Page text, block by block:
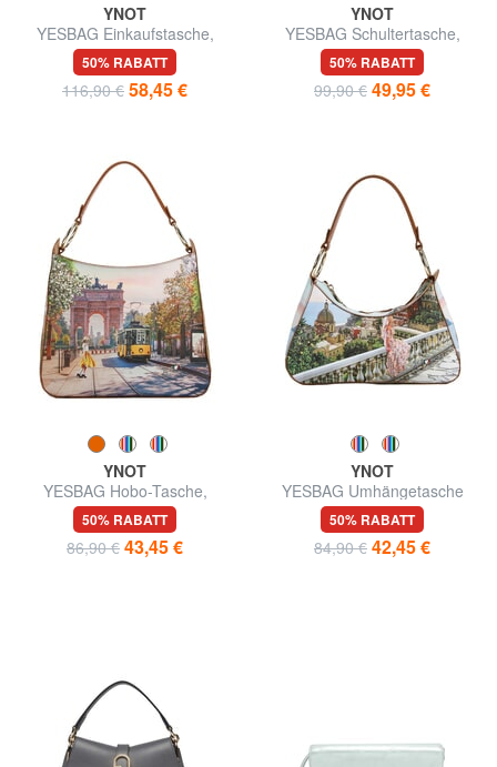
YNOT
YESBAG Einkaufstasche,
Umhängetasche
50% RABATT
116,90 € 58,45 €
YNOT
YESBAG Schultertasche,
verstellbare Größe
50% RABATT
99,90 € 49,95 €
YNOT
YESBAG Hobo-Tasche,
Schultertasche
50% RABATT
86,90 € 43,45 €
YNOT
YESBAG Umhängetasche
50% RABATT
84,90 € 42,45 €